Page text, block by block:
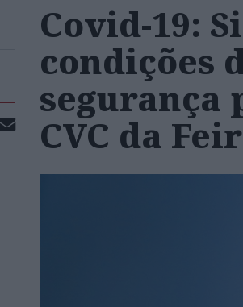
Covid-19:
condições
segurança
CVC da